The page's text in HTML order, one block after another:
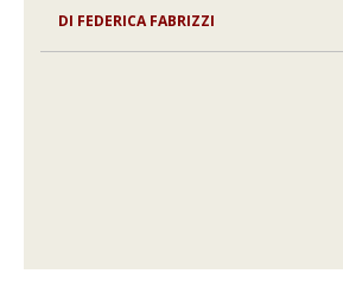
DI FEDERICA FABRIZZI